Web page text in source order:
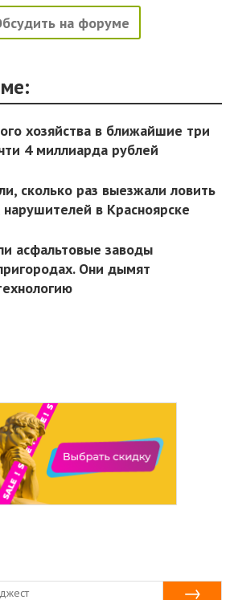
на форуме
хозяйства в ближайшие три
4 миллиарда рублей
сколько раз выезжали ловить
в Красноярске
асфальтовые заводы
Они дымят